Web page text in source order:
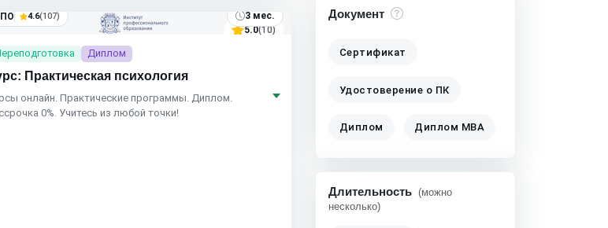
5.0(10)
4.6(107) 3 мес.
Диплом
Практическая психология
онлайн. Практические программы. Диплом.
0%. Учитесь из любой точки!
Документ
Сертификат
Удостоверение о ПК
Диплом Диплом MBA
Длительность (можно
несколько)